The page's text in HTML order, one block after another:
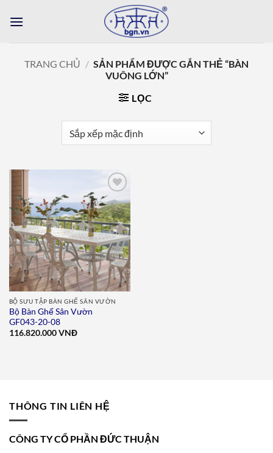
qua
TRANG CHỦ / SẢN PHẨM ĐƯỢC GẮN THẺ “BÀN
VUÔNG LỚN”
LỌC
Add to
wishlist
BỘ SƯU TẬP BÀN GHẾ SÂN VƯỜN
Bộ Bàn Ghế Sân Vườn
GF043-20-08
116.820.000VNĐ
THÔNG TIN LIÊN HỆ
CÔNG TY CỔ PHẦN ĐỨC THUẬN